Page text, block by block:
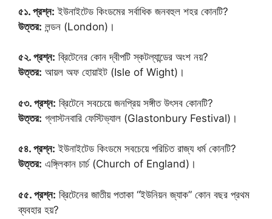
৫১. প্রশ্ন: ইউনাইটেড কিংডমের সর্বাধিক জনবহুল শহর কোনটি?
উত্তর: লন্ডন (London)।
৫২. প্রশ্ন: ব্রিটেনের কোন দ্বীপটি স্কটল্যান্ডের অংশ নয়?
উত্তর: আয়ল অফ হোয়াইট (Isle of Wight)।
৫৩. প্রশ্ন: ব্রিটেনে সবচেয়ে জনপ্রিয় সঙ্গীত উৎসব কোনটি?
উত্তর: গ্লাস্টনবারি ফেস্টিভ্যাল (Glastonbury Festival)।
৫৪. প্রশ্ন: ইউনাইটেড কিংডমে সবচেয়ে পরিচিত রাজ্য ধর্ম কোনটি?
উত্তর: এঙ্গ্লিকান চার্চ (Church of England)।
৫৫. প্রশ্ন: ব্রিটেনের জাতীয় পতাকা “ইউনিয়ন জ্যাক” কোন বছর প্রথম
ব্যবহার হয়?